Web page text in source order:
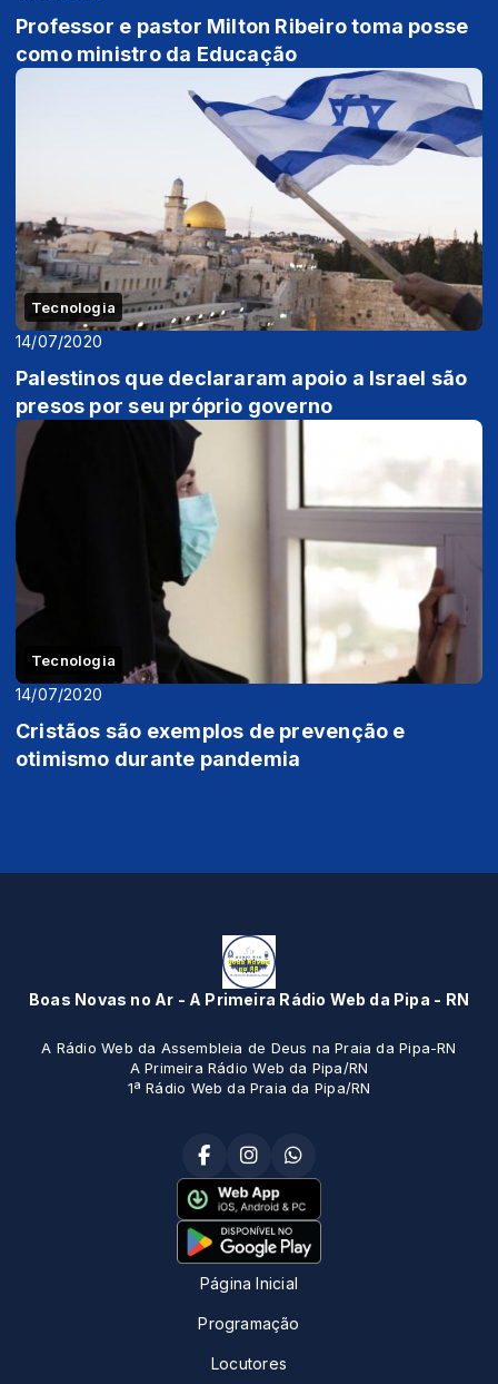
Professor e pastor Milton Ribeiro toma posse
como ministro da Educação
Tecnologia
14/07/2020
Palestinos que declararam apoio a Israel são
presos por seu próprio governo
Tecnologia
14/07/2020
Cristãos são exemplos de prevenção e
otimismo durante pandemia
Boas Novas no Ar - A Primeira Rádio Web da Pipa - RN
A Rádio Web da Assembleia de Deus na Praia da Pipa-RN
A Primeira Rádio Web da Pipa/RN
1ª Rádio Web da Praia da Pipa/RN
Página Inicial
Programação
Locutores